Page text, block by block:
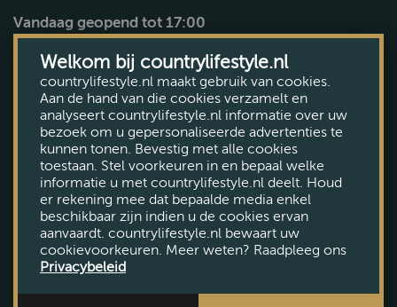
Vandaag geopend tot 17:00
Welkom bij countrylifestyle.nl
countrylifestyle.nl maakt gebruik van cookies.
Aan de hand van die cookies verzamelt en
analyseert countrylifestyle.nl informatie over uw
bezoek om u gepersonaliseerde advertenties te
kunnen tonen. Bevestig met alle cookies
toestaan. Stel voorkeuren in en bepaal welke
informatie u met countrylifestyle.nl deelt. Houd
er rekening mee dat bepaalde media enkel
beschikbaar zijn indien u de cookies ervan
aanvaardt. countrylifestyle.nl bewaart uw
cookievoorkeuren. Meer weten? Raadpleeg ons
Privacybeleid